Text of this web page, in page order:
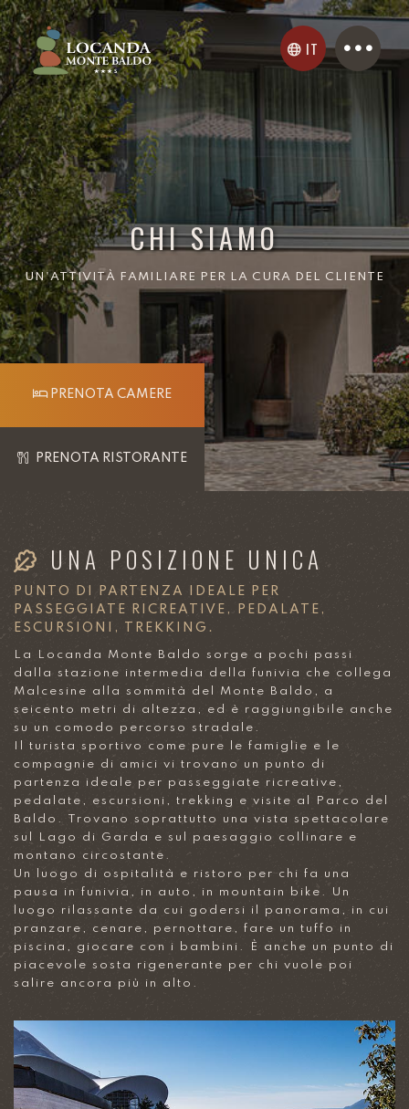
IT
CHI SIAMO
UN'ATTIVITÀ FAMILIARE PER LA CURA DEL CLIENTE
PRENOTA CAMERE
PRENOTA RISTORANTE
UNA POSIZIONE UNICA
PUNTO DI PARTENZA IDEALE PER
PASSEGGIATE RICREATIVE, PEDALATE,
ESCURSIONI, TREKKING.
La Locanda Monte Baldo sorge a pochi passi
dalla stazione intermedia della funivia che collega
Malcesine alla sommità del Monte Baldo, a
seicento metri di altezza, ed è raggiungibile anche
su un comodo percorso stradale.
Il turista sportivo come pure le famiglie e le
compagnie di amici vi trovano un punto di
partenza ideale per passeggiate ricreative,
pedalate, escursioni, trekking e visite al Parco del
Baldo. Trovano soprattutto una vista spettacolare
sul Lago di Garda e sul paesaggio collinare e
montano circostante.
Un luogo di ospitalità e ristoro per chi fa una
pausa in funivia, in auto, in mountain bike. Un
luogo rilassante da cui godersi il panorama, in cui
pranzare, cenare, pernottare, fare un tuffo in
piscina, giocare con i bambini. È anche un punto di
piacevole sosta rigenerante per chi vuole poi
salire ancora più in alto.